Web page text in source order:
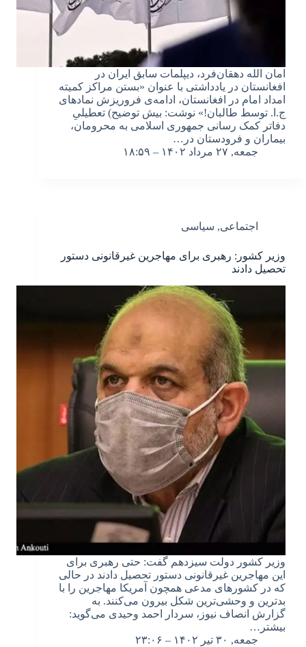
امان الله دهقان‌فرد، دیپلمات سابق ایران در
افغانستان در یادداشتی با عنوان «بستن مراکز کمیته
امداد امام در افغانستان، ادامه‌ی فروریزش نمادهای
ج.ا. توسط طالبان!» نوشت: بیش توضیح) تعطیلیِ
دفاتر کمک رسانی جمهوری اسلامی به محرومان،
بیماران و فرودستان در…
جمعه, ۲۷ مرداد ۱۴۰۲ – ۱۸:۵۹
اجتماعی, سیاسی
وزیر کشور: رهبری برای مهاجرین غیرقانونی دستور
تحصیل دادند
وزیر کشور دولت سیزدهم گفت: حتی رهبری برای
این مهاجرین غیرقانونی دستور تحصیل دادند در حالی
که در کشورهای مدعی همچون آمریکا مهاجرین را با
بدترین و وحشی‌ترین شکل بیرون می‌کنند. به
گزارش انصاف نیوز، سردار احمد وحیدی می‌گوید:
بیشتر…
جمعه, ۳۰ تیر ۱۴۰۲ – ۲۳:۰۶